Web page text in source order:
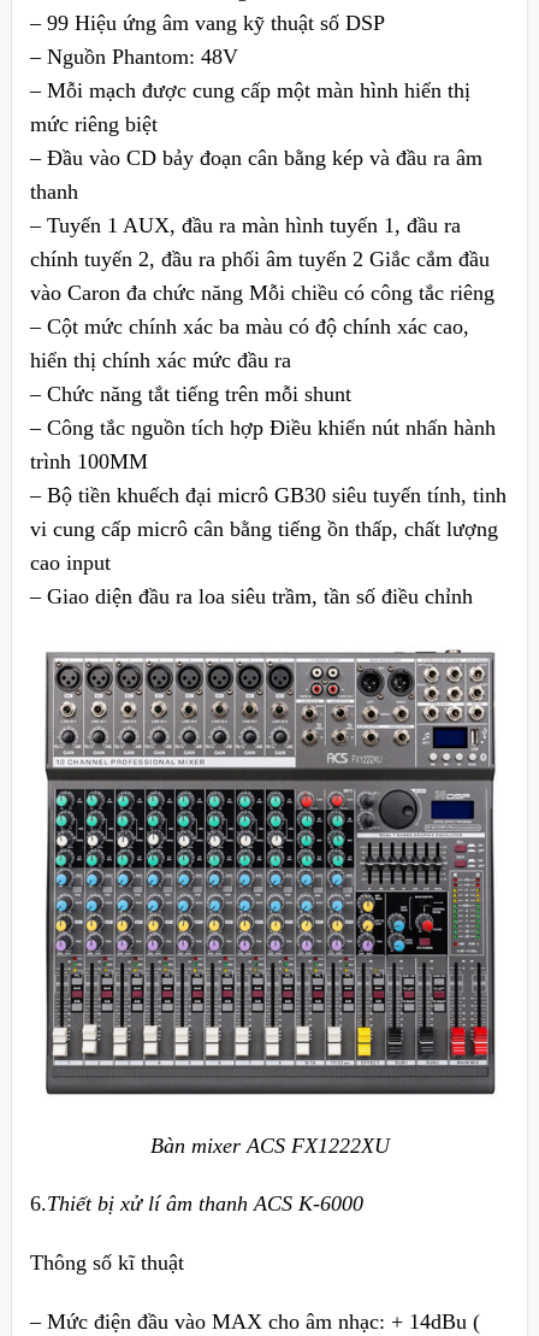
– 99 Hiệu ứng âm vang kỹ thuật số DSP
– Nguồn Phantom: 48V
– Mỗi mạch được cung cấp một màn hình hiển thị
mức riêng biệt
– Đầu vào CD bảy đoạn cân bằng kép và đầu ra âm
thanh
– Tuyến 1 AUX, đầu ra màn hình tuyến 1, đầu ra
chính tuyến 2, đầu ra phối âm tuyến 2 Giắc cắm đầu
vào Caron đa chức năng Mỗi chiều có công tắc riêng
– Cột mức chính xác ba màu có độ chính xác cao,
hiển thị chính xác mức đầu ra
– Chức năng tắt tiếng trên mỗi shunt
– Công tắc nguồn tích hợp Điều khiển nút nhấn hành
trình 100MM
– Bộ tiền khuếch đại micrô GB30 siêu tuyến tính, tinh
vi cung cấp micrô cân bằng tiếng ồn thấp, chất lượng
cao input
– Giao diện đầu ra loa siêu trầm, tần số điều chỉnh
Bàn mixer ACS FX1222XU
6.Thiết bị xử lí âm thanh ACS K-6000
Thông số kĩ thuật
– Mức điện đầu vào MAX cho âm nhạc: + 14dBu (